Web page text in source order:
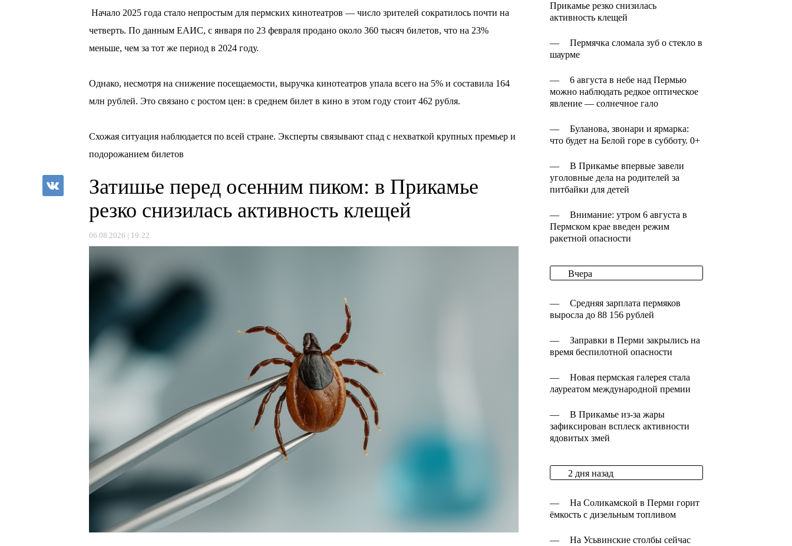
Начало 2025 года стало непростым для пермских кинотеатров — число зрителей сократилось почти на
четверть. По данным ЕАИС, с января по 23 февраля продано около 360 тысяч билетов, что на 23%
меньше, чем за тот же период в 2024 году.
Однако, несмотря на снижение посещаемости, выручка кинотеатров упала всего на 5% и составила 164
млн рублей. Это связано с ростом цен: в среднем билет в кино в этом году стоит 462 рубля.
Схожая ситуация наблюдается по всей стране. Эксперты связывают спад с нехваткой крупных премьер и
подорожанием билетов
Затишье перед осенним пиком: в Прикамье
резко снизилась активность клещей
06.08.2026 | 19:22
Прикамье резко снизилась
активность клещей
—
Пермячка сломала зуб о стекло в
шаурме
—
6 августа в небе над Пермью
можно наблюдать редкое оптическое
явление — солнечное гало
—
Буланова, звонари и ярмарка:
что будет на Белой горе в субботу. 0+
—
В Прикамье впервые завели
уголовные дела на родителей за
питбайки для детей
—
Внимание: утром 6 августа в
Пермском крае введен режим
ракетной опасности
Вчера
—
Средняя зарплата пермяков
выросла до 88 156 рублей
—
Заправки в Перми закрылись на
время беспилотной опасности
—
Новая пермская галерея стала
лауреатом международной премии
—
В Прикамье из-за жары
зафиксирован всплеск активности
ядовитых змей
2 дня назад
—
На Соликамской в Перми горит
ёмкость с дизельным топливом
—
На Усьвинские столбы сейчас